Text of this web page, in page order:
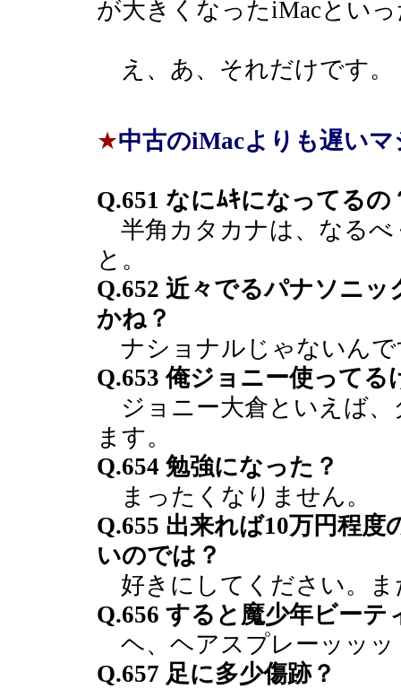
が大きくなったiMacとい
え、あ、それだけです。
★中古のiMacよりも遅い
Q.651 なにﾑｷになってるの
半角カタカナは、なるべ
と。
Q.652 近々でるパナソニ
かね？
ナショナルじゃないんで
Q.653 俺ジョニー使って
ジョニー大倉といえば、
ます。
Q.654 勉強になった？
まったくなりません。
Q.655 出来れば10万円程
いのでは？
好きにしてください。ま
Q.656 すると魔少年ビーテ
ヘ、ヘアスプレーッッッ
Q.657 足に多少傷跡？